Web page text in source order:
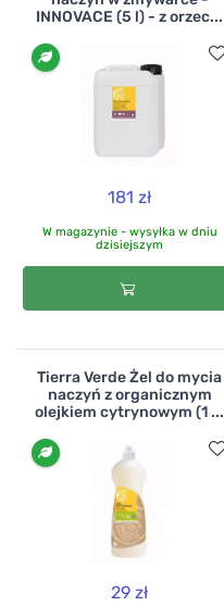
INNOVACE (5 l) - z orzec...
181 zł
W magazynie - wysyłka w dniu
dzisiejszym
Tierra Verde Żel do mycia
naczyń z organicznym
olejkiem cytrynowym (1 ...
29 zł